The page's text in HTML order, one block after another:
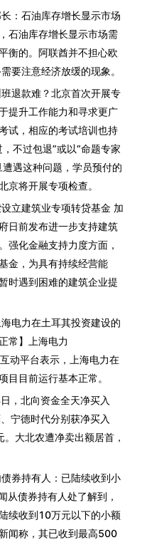
：石油库存增长显示市场
石油库存增长显示市场需
衡的。阿联酋并不担心欧
要注意经济放缓的现象。
退款难？北京首次开展专
提升工作能力和寻求更广
试，相应的考试培训也持
不过包退”或以“命题专家
遇这种问题，学员预付的
京将开展专项检查。
立建筑业专项转贷基金 加
日前发布进一步支持建筑
强化金融支持力度方面，
金，为具有持续经营能
时遇到困难的建筑企业提
电力在土耳其投资建设的
常】上海电力
动平台表示，上海电力在
目目前运行基本正常。
，北向资金全天净买入
宁德时代分别获净买入
大北农遭净卖出额居首，
券持有人：已陆续收到小
债券持有人处了解到，
续收到10万元以下的小额
闻称，其已收到最高500